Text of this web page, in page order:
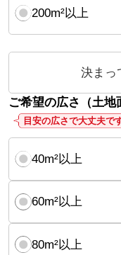
200m²以上
決まっ
ご希望の広さ（土地
目安の広さで大丈夫で
40m²以上
60m²以上
80m²以上